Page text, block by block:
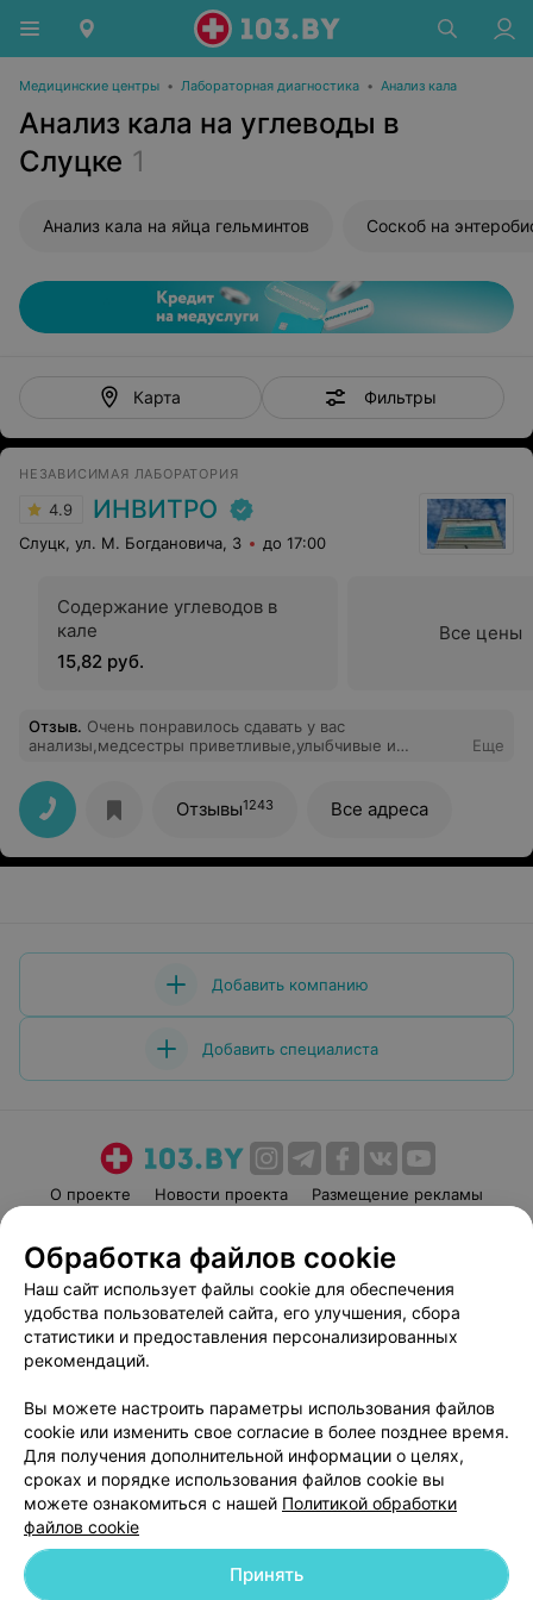
Медицинские центры • Лабораторная диагностика • Анализ кала
Анализ кала на углеводы в
Слуцке 1
Анализ кала на яйца гельминтов Соскоб на
Карта Фильтры
НЕЗАВИСИМАЯ ЛАБОРАТОРИЯ
4.9 ИНВИТРО
Слуцк, ул. М. Богдановича, 3 до 17:00
Содержание углеводов в
кале
15,82 руб.
Все цены
Отзыв. Очень понравилось сдавать у вас
анализы,медсестры приветливые,улыбчивые и
моему)внимательная и расскажет и покажет,и
медсестра Марина очень профессиональная.У меня
вен не видно,в больнице вечно исколют все руки до
синяков,а она сразу попала,видно что профессионалы
работают,побольше бы таких медиков!
Еще
Отзывы1243 Все адреса
Добавить компанию
Добавить специалиста
О проекте Новости проекта
Размещение рекламы
Пользовательское соглашение
Способы оплаты
Вакансии
Партнеры
Написать руководителю 103.by
Обработка персональных данных
© 2026 ООО «Артокс Лаб», УНП 191700409 | 220012, Республика Беларусь,
Обработка файлов cookie
Наш сайт использует файлы cookie для обеспечения
удобства пользователей сайта, его улучшения, сбора
статистики и предоставления персонализированных
рекомендаций.
Вы можете настроить параметры использования файлов
cookie или изменить свое согласие в более позднее время.
Для получения дополнительной информации о целях,
сроках и порядке использования файлов cookie вы
можете ознакомиться с нашей Политикой обработки
файлов cookie
Принять